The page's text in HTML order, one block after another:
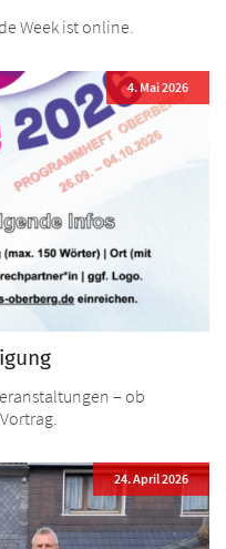
Week ist online.
4. Mai 2026
– ob
24. April 2026